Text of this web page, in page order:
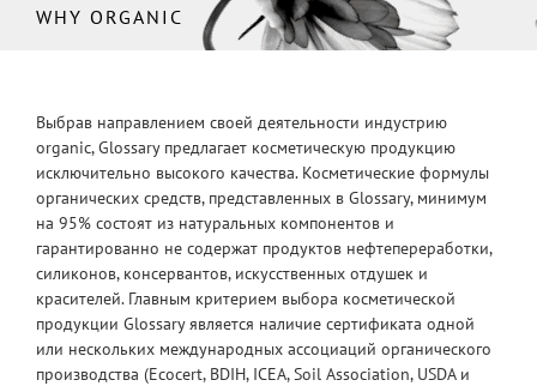
WHY ORGANIC
Выбрав направлением своей деятельности индустрию
organic, Glossary предлагает косметическую продукцию
исключительно высокого качества. Косметические формулы
органических средств, представленных в Glossary, минимум
на 95% состоят из натуральных компонентов и
гарантированно не содержат продуктов нефтепереработки,
силиконов, консервантов, искусственных отдушек и
красителей. Главным критерием выбора косметической
продукции Glossary является наличие сертификата одной
или нескольких международных ассоциаций органического
производства (Ecocert, BDIH, ICEA, Soil Association, USDA и